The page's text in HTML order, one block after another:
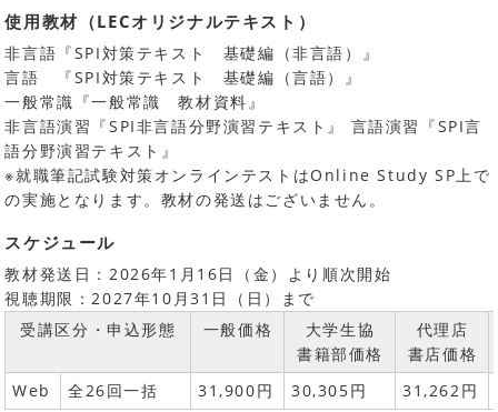
使用教材（LECオリジナルテキスト）
非言語『SPI対策テキスト 基礎編（非言語）』
言語 『SPI対策テキスト 基礎編（言語）』
一般常識『一般常識 教材資料』
非言語演習『SPI非言語分野演習テキスト』 言語演習『SPI言
語分野演習テキスト』
※就職筆記試験対策オンラインテストはOnline Study SP上で
の実施となります。教材の発送はございません。
スケジュール
教材発送日：2026年1月16日（金）より順次開始
視聴期限：2027年10月31日（日）まで
受講区分・申込形態
一般価格
大学生協
書籍部価格
代理店
書店価格
Web
全26回一括 31,900円 30,305円 31,262円